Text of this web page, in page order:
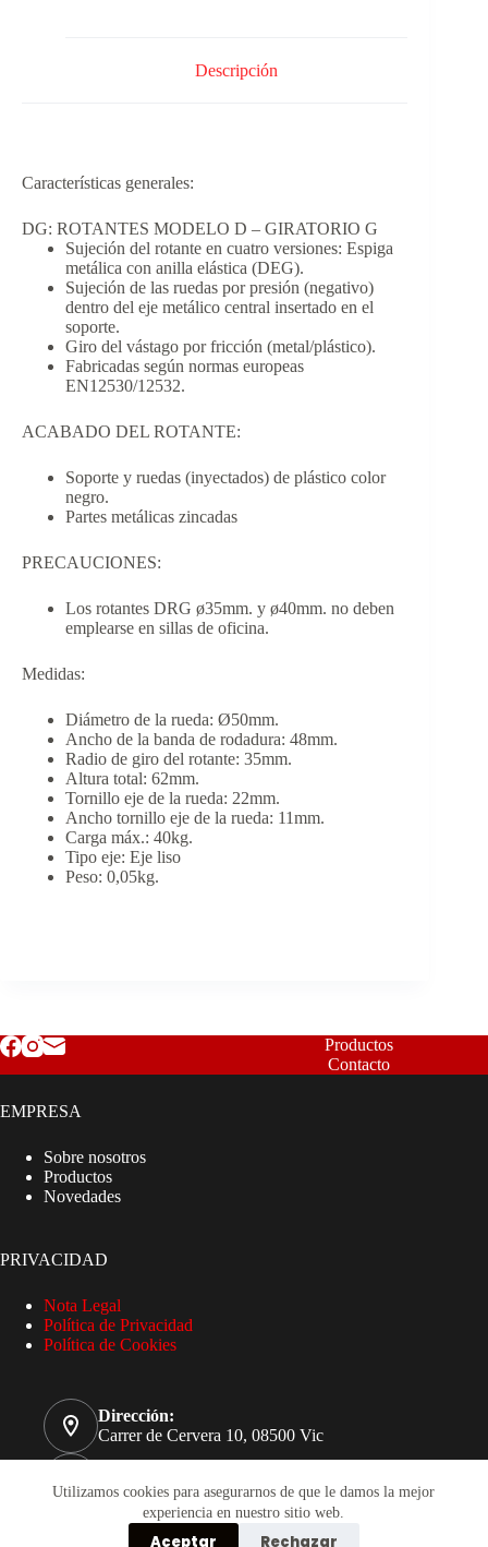
Utilizamos cookies para asegurarnos de que le damos la mejor
experiencia en nuestro sitio web.
Aceptar Rechazar
Descripción
Características generales:
DG: ROTANTES MODELO D – GIRATORIO G
Sujeción del rotante en cuatro versiones: Espiga
metálica con anilla elástica (DEG).
Sujeción de las ruedas por presión (negativo)
dentro del eje metálico central insertado en el
soporte.
Giro del vástago por fricción (metal/plástico).
Fabricadas según normas europeas
EN12530/12532.
ACABADO DEL ROTANTE:
Soporte y ruedas (inyectados) de plástico color
negro.
Partes metálicas zincadas
PRECAUCIONES:
Los rotantes DRG ø35mm. y ø40mm. no deben
emplearse en sillas de oficina.
Medidas:
Diámetro de la rueda: Ø50mm.
Ancho de la banda de rodadura: 48mm.
Radio de giro del rotante: 35mm.
Altura total: 62mm.
Tornillo eje de la rueda: 22mm.
Ancho tornillo eje de la rueda: 11mm.
Carga máx.: 40kg.
Tipo eje: Eje liso
Peso: 0,05kg.
Productos
Contacto
EMPRESA
Sobre nosotros
Productos
Novedades
PRIVACIDAD
Nota Legal
Política de Privacidad
Política de Cookies
Dirección:
Carrer de Cervera 10, 08500 Vic
93 885 32 51
Correo electrónico